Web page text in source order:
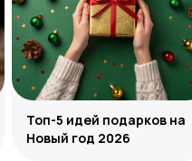
Топ-5 идей подарков на
Новый год 2026